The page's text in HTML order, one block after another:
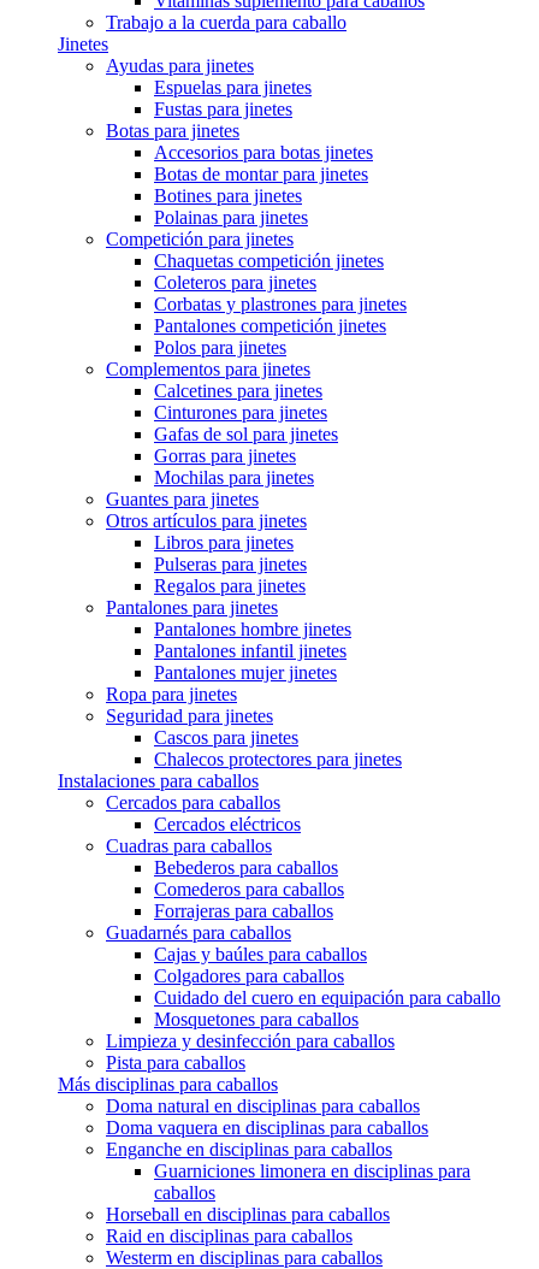
Trabajo a la cuerda para caballo
Jinetes
Ayudas para jinetes
Espuelas para jinetes
Fustas para jinetes
Botas para jinetes
Accesorios para botas jinetes
Botas de montar para jinetes
Botines para jinetes
Polainas para jinetes
Competición para jinetes
Chaquetas competición jinetes
Coleteros para jinetes
Corbatas y plastrones para jinetes
Pantalones competición jinetes
Polos para jinetes
Complementos para jinetes
Calcetines para jinetes
Cinturones para jinetes
Gafas de sol para jinetes
Gorras para jinetes
Mochilas para jinetes
Guantes para jinetes
Otros artículos para jinetes
Libros para jinetes
Pulseras para jinetes
Regalos para jinetes
Pantalones para jinetes
Pantalones hombre jinetes
Pantalones infantil jinetes
Pantalones mujer jinetes
Ropa para jinetes
Seguridad para jinetes
Cascos para jinetes
Chalecos protectores para jinetes
Instalaciones para caballos
Cercados para caballos
Cercados eléctricos
Cuadras para caballos
Bebederos para caballos
Comederos para caballos
Forrajeras para caballos
Guadarnés para caballos
Cajas y baúles para caballos
Colgadores para caballos
Cuidado del cuero en equipación para caballo
Mosquetones para caballos
Limpieza y desinfección para caballos
Pista para caballos
Más disciplinas para caballos
Doma natural en disciplinas para caballos
Doma vaquera en disciplinas para caballos
Enganche en disciplinas para caballos
Guarniciones limonera en disciplinas para
caballos
Horseball en disciplinas para caballos
Raid en disciplinas para caballos
Westerm en disciplinas para caballos